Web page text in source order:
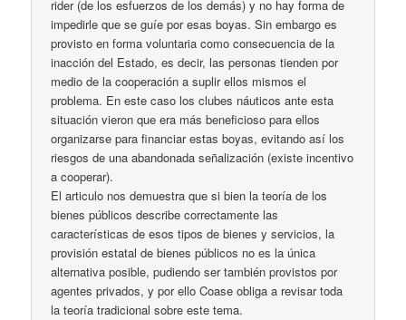
rider (de los esfuerzos de los demás) y no hay forma de
impedirle que se guíe por esas boyas. Sin embargo es
provisto en forma voluntaria como consecuencia de la
inacción del Estado, es decir, las personas tienden por
medio de la cooperación a suplir ellos mismos el
problema. En este caso los clubes náuticos ante esta
situación vieron que era más beneficioso para ellos
organizarse para financiar estas boyas, evitando así los
riesgos de una abandonada señalización (existe incentivo
a cooperar).
El articulo nos demuestra que si bien la teoría de los
bienes públicos describe correctamente las
características de esos tipos de bienes y servicios, la
provisión estatal de bienes públicos no es la única
alternativa posible, pudiendo ser también provistos por
agentes privados, y por ello Coase obliga a revisar toda
la teoría tradicional sobre este tema.